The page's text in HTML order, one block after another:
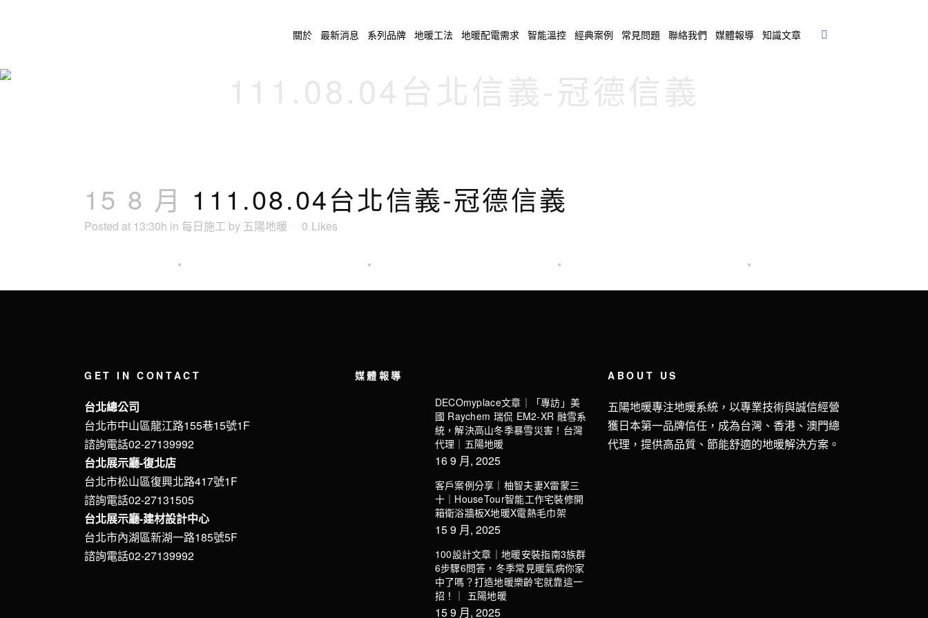
關於 最新消息 系列品牌 地暖工法 地暖配電需求 智能溫控 經典案例 常見問題 聯絡我們 媒體報導 知識文章
15 8 月 111.08.04台北信義-冠德信義
Posted at 13:30h in 每日施工 by 五陽地暖 0 Likes
GET IN CONTACT
台北總公司
台北市中山區龍江路155巷15號1F
諮詢電話02-27139992
台北展示廳-復北店
台北市松山區復興北路417號1F
諮詢電話02-27131505
台北展示廳-建材設計中心
台北市內湖區新湖一路185號5F
諮詢電話02-27139992
媒體報導
DECOmyplace文章｜「專訪」美
國 Raychem 瑞侃 EM2-XR 融雪系
統，解決高山冬季暴雪災害！台灣
代理｜五陽地暖
16 9 月, 2025
客戶案例分享｜柚智夫妻X雷蒙三
十｜HouseTour智能工作宅裝修開
箱衛浴牆板X地暖X電熱毛巾架
15 9 月, 2025
100設計文章｜地暖安裝指南3族群
6步驟6問答，冬季常見暖氣病你家
中了嗎？打造地暖樂齡宅就靠這一
招！｜ 五陽地暖
15 9 月, 2025
ABOUT US
五陽地暖專注地暖系統，以專業技術與誠信經營
獲日本第一品牌信任，成為台灣、香港、澳門總
代理，提供高品質、節能舒適的地暖解決方案。